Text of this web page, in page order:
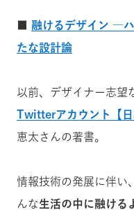
融けるデザイン ―
たな設計論
以前、デザイナー志望
Twitterアカウント【日
恵太さんの著書。
情報技術の発展に伴い
んな生活の中に融ける